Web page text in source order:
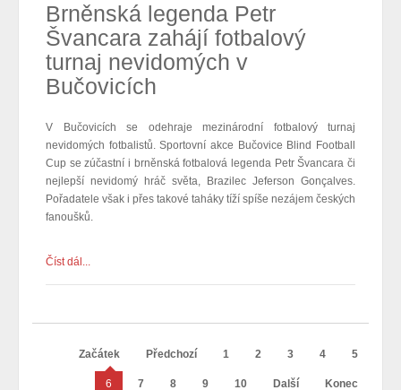
Brněnská legenda Petr
Švancara zahájí fotbalový
turnaj nevidomých v
Bučovicích
V Bučovicích se odehraje mezinárodní fotbalový turnaj
nevidomých fotbalistů. Sportovní akce Bučovice Blind Football
Cup se zúčastní i brněnská fotbalová legenda Petr Švancara či
nejlepší nevidomý hráč světa, Brazilec Jeferson Gonçalves.
Pořadatele však i přes takové taháky tíží spíše nezájem českých
fanoušků.
Číst dál...
Začátek Předchozí 1 2 3 4 5
6 7 8 9 10 Další Konec